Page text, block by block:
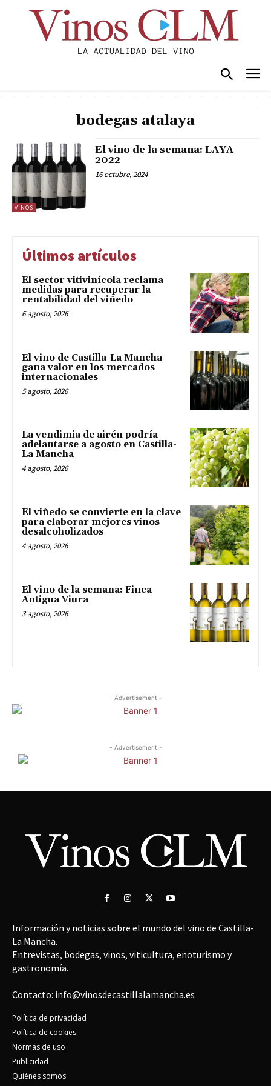
bodegas atalaya
VINOS
El vino de la semana: LAYA
2022
16 octubre, 2024
Últimos artículos
El sector vitivinícola reclama
medidas para recuperar la
rentabilidad del viñedo
6 agosto, 2026
El vino de Castilla-La Mancha
gana valor en los mercados
internacionales
5 agosto, 2026
La vendimia de airén podría
adelantarse a agosto en Castilla-
La Mancha
4 agosto, 2026
El viñedo se convierte en la clave
para elaborar mejores vinos
desalcoholizados
4 agosto, 2026
El vino de la semana: Finca
Antigua Viura
3 agosto, 2026
- Advertisement -
- Advertisement -
Información y noticias sobre el mundo del vino de Castilla-
La Mancha.
Entrevistas, bodegas, vinos, viticultura, enoturismo y
gastronomía.
Contacto: info@vinosdecastillalamancha.es
Política de privacidad
Política de cookies
Normas de uso
Publicidad
Quiénes somos